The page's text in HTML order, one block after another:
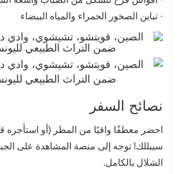
· تباين الصخور الحمراء والمياه البيضاء
نصائح السفر
احضر معطفًا واقيًا من المطر (أو استأجره
سيبللك! توجه إلى منصة المشاهدة على
الشلال بالكامل.